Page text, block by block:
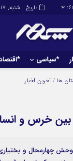
42161 تاریخ : شنبه, ۱۷ مرداد , ۱۴۰۵
*سیاسی
ها / آخرین اخبار
بین خرس و